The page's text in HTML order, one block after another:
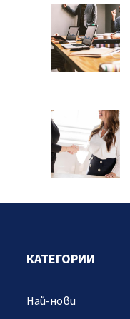
КАТЕГОРИИ
Най-нови